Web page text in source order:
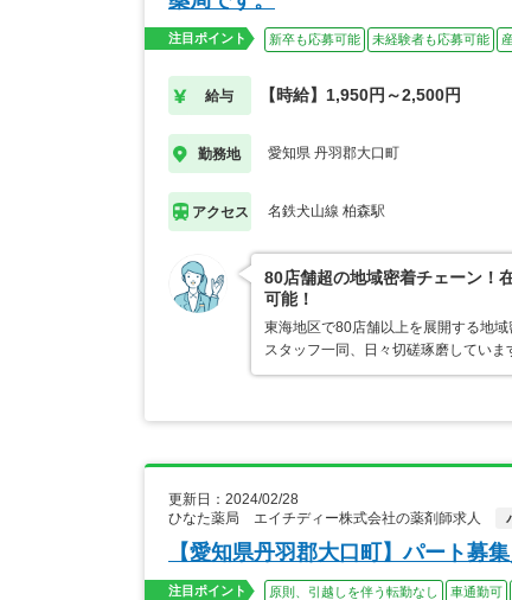
注目ポイント 新卒も応募可能 未経験者も応募可能
給与 【時給】1,950円～2,500円
勤務地 愛知県 丹羽郡大口町
アクセス 名鉄犬山線 柏森駅
80店舗超の地域密着チェーン！
可能！
東海地区で80店舗以上を展開する地
スタッフ一同、日々切磋琢磨してい
更新日：2024/02/28
ひなた薬局 エイチディー株式会社の薬剤師求人
【愛知県丹羽郡大口町】パート募
注目ポイント 原則、引越しを伴う転勤なし 車通勤可